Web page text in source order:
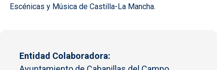
Escénicas y Música de Castilla-La Mancha.
Entidad Colaboradora